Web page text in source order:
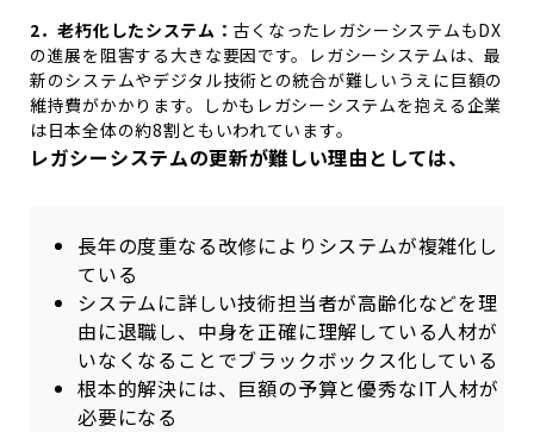
2．老朽化したシステム： 古くなったレガシーシステムもDX
の進展を阻害する大きな要因です。レガシーシステムは、最
新のシステムやデジタル技術との統合が難しいうえに巨額の
維持費がかかります。しかもレガシーシステムを抱える企業
は日本全体の約8割ともいわれています。
レガシーシステムの更新が難しい理由としては、
長年の度重なる改修によりシステムが複雑化し
ている
システムに詳しい技術担当者が高齢化などを理
由に退職し、中身を正確に理解している人材が
いなくなることでブラックボックス化している
根本的解決には、巨額の予算と優秀なIT人材が
必要になる